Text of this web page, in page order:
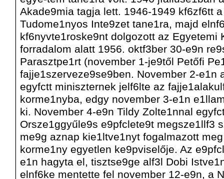
Akade9mia tagja lett. 1946-1949 kf6zf6tt
Tudome1nyos Inte9zet tane1ra, majd
kf6nyvte1roske9nt dolgozott az Egyetemi
forradalom alatt 1956. oktf3ber 30-e9n
Parasztpe1rt (november 1-je9től Petőfi
fajje1szerveze9se9ben. November 2-e1n
egyfctt miniszternek jelf6lte az
korme1nyba, edgy november 3-e1n
ki. November 4-e9n Tildy Zolte1nnal
Orsze1ggyűle9s e9pfclete9t megsze1llf3
me9g aznap kie1ltve1nyt fogalmazott
korme1ny egyetlen ke9pviselője. Az
e1n hagyta el, tisztse9ge alf3l Dobi
elnf6ke mentette fel november 12-e9n, a